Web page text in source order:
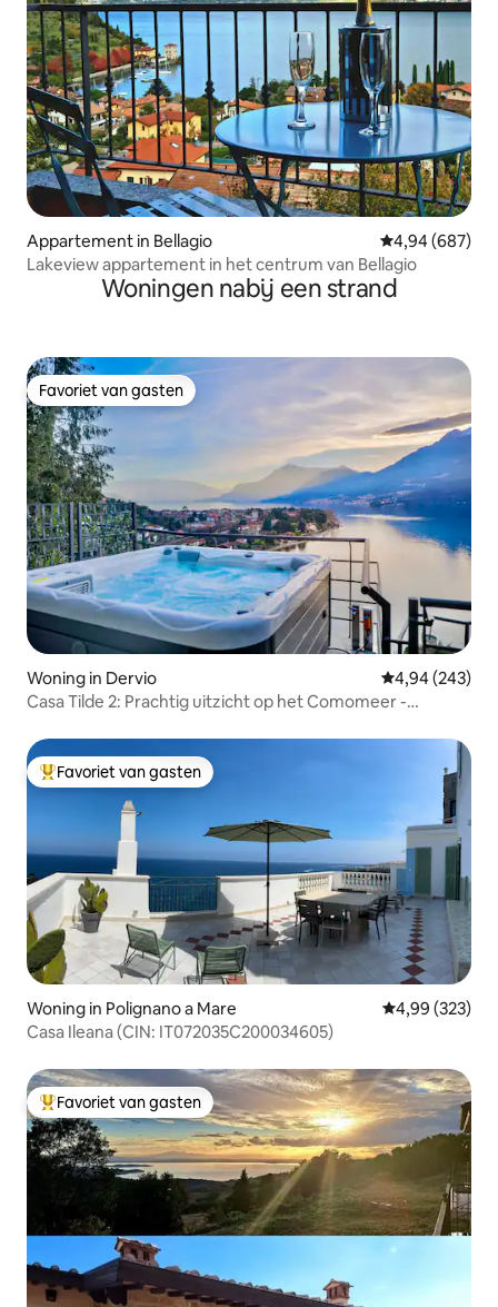
Appartement in Bellagio Gemiddelde
4,94 (687)
Lakeview appartement in het centrum van Bellagio
Woningen nabij een strand
Favoriet van gasten
Favoriet van gasten
Woning in Dervio Gemiddelde
4,94 (243)
Casa Tilde 2: Prachtig uitzicht op het Comomeer -
Topfavoriet van gasten
Favoriet van gasten
Woning in Polignano a Mare Gemiddelde
4,99 (323)
Casa Ileana (CIN: IT072035C200034605)
Topfavoriet van gasten
Favoriet van gasten